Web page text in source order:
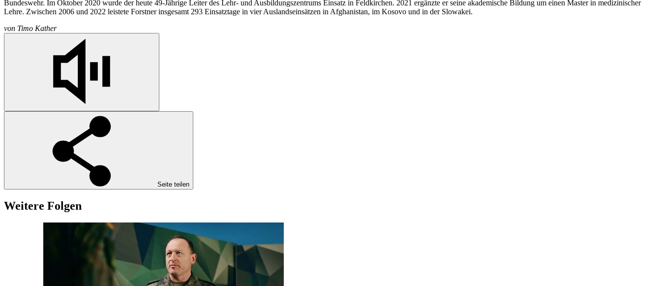
Bundeswehr. Im Oktober 2020 wurde der heute 49-Jährige Leiter des Lehr- und Ausbildungszentrums Einsatz in Feldkirchen. 2021 ergänzte er seine akademische Bildung um einen Master in medizinischer
Lehre. Zwischen 2006 und 2022 leistete Forstner insgesamt 293 Einsatztage in vier Auslandseinsätzen in Afghanistan, im Kosovo und in der Slowakei.
von Timo Kather
Seite teilen
Weitere Folgen